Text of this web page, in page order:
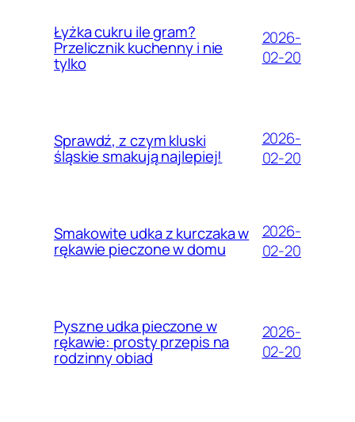
Łyżka cukru ile gram?
Przelicznik kuchenny i nie
tylko
2026-
02-20
Sprawdź, z czym kluski
śląskie smakują najlepiej!
2026-
02-20
Smakowite udka z kurczaka w
rękawie pieczone w domu
2026-
02-20
Pyszne udka pieczone w
rękawie: prosty przepis na
rodzinny obiad
2026-
02-20